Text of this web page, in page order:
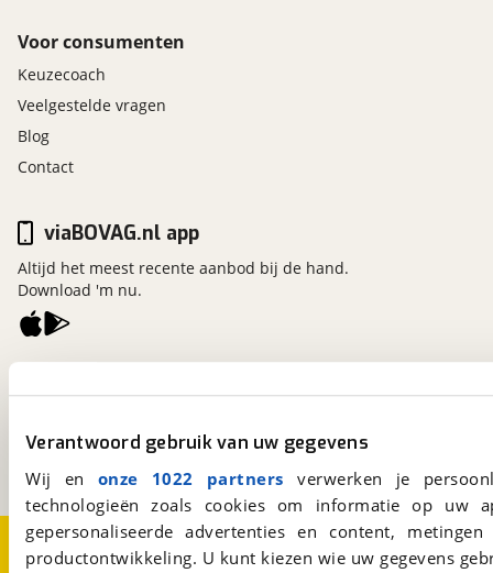
Verantwoord gebruik van uw gegevens
Wij en onze 1022 partners verwerken je
technologieën zoals cookies om informatie op
gepersonaliseerde advertenties en content,
productontwikkeling. U kunt kiezen wie uw gegevens
Voor consumenten
Keuzecoach
Veelgestelde vragen
Blog
Contact
Een initiatief van
viaBOVAG.nl app
Altijd het meest recente aanbod bij de hand.
Download 'm nu.
Over viaBOVAG.nlDisclaimer- en Privacyverklaring
CookievoorkeurenVacatures